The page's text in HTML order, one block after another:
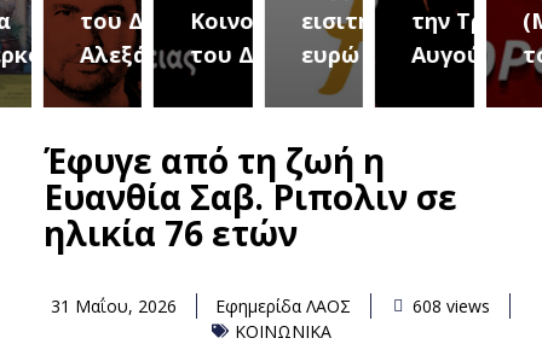
του Δήμου
Αλεξάνδρειας
Κοινοτήτων
του Δήμου
εισιτήριο 2
ευρώ
την Τρίτη 18
Αυγούστουτου
Έφυγε από τη ζωή η
Ευανθία Σαβ. Ριπολιν σε
ηλικία 76 ετών
31 Μαΐου, 2026 Εφημερίδα ΛΑΟΣ
608 views
ΚΟΙΝΩΝΙΚΑ